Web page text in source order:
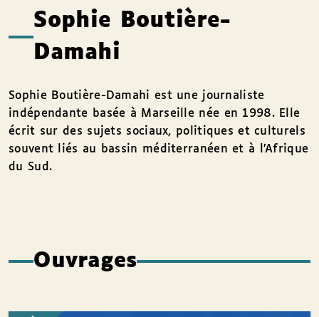
Sophie Boutière-
Damahi
Sophie Boutière-Damahi est une journaliste
indépendante basée à Marseille née en 1998. Elle
écrit sur des sujets sociaux, politiques et culturels
souvent liés au bassin méditerranéen et à l’Afrique
du Sud.
Ouvrages